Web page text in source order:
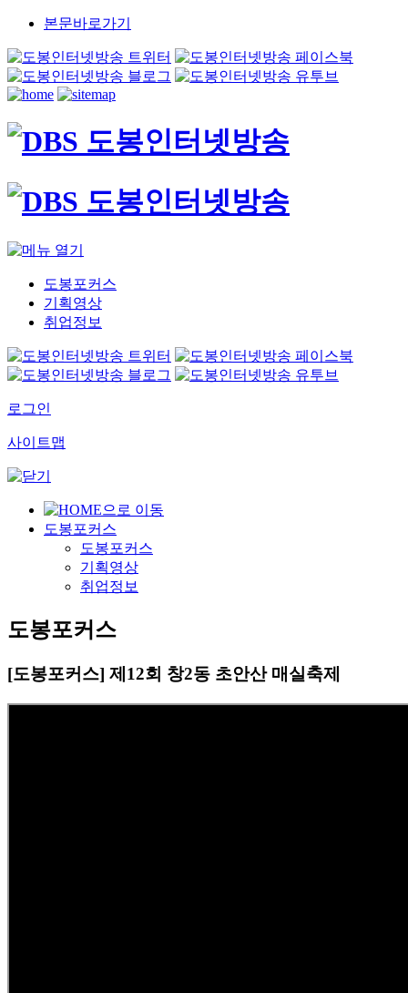
본문바로가기
도봉포커스
기획영상
취업정보
로그인
사이트맵
도봉포커스
도봉포커스
기획영상
취업정보
도봉포커스
[도봉포커스] 제12회 창2동 초안산 매실축제